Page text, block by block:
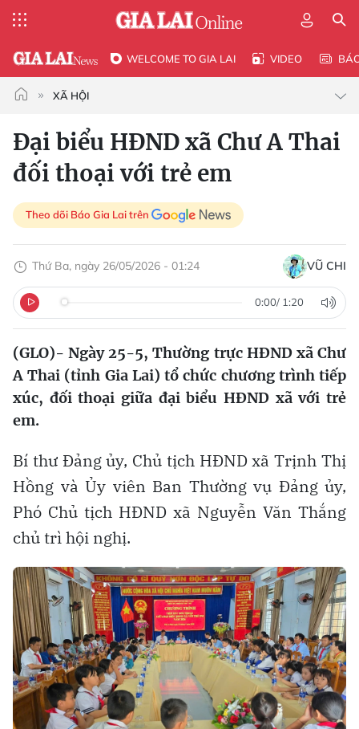
WELCOME TO GIA LAI VIDEO
XÃ HỘI
Đại biểu HĐND xã Chư A Thai
đối thoại với trẻ em
Theo dõi Báo Gia Lai trên
Thứ Ba, ngày 26/05/2026 - 01:24 VŨ CHI
0:00/ 1:20
(GLO)- Ngày 25-5, Thường trực HĐND xã Chư
A Thai (tỉnh Gia Lai) tổ chức chương trình tiếp
xúc, đối thoại giữa đại biểu HĐND xã với trẻ
em.
Bí thư Đảng ủy, Chủ tịch HĐND xã Trịnh Thị
Hồng và Ủy viên Ban Thường vụ Đảng ủy,
Phó Chủ tịch HĐND xã Nguyễn Văn Thắng
chủ trì hội nghị.